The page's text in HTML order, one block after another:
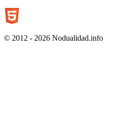
© 2012 - 2026 Nodualidad.info